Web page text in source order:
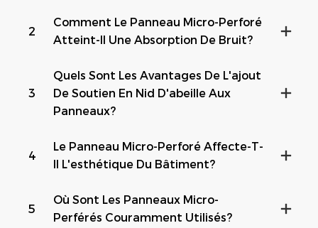
2
Comment Le Panneau Micro-Perforé
Atteint-Il Une Absorption De Bruit?
3
Quels Sont Les Avantages De L'ajout
De Soutien En Nid D'abeille Aux
Panneaux?
4
Le Panneau Micro-Perforé Affecte-T-
Il L'esthétique Du Bâtiment?
5
Où Sont Les Panneaux Micro-
Perférés Couramment Utilisés?